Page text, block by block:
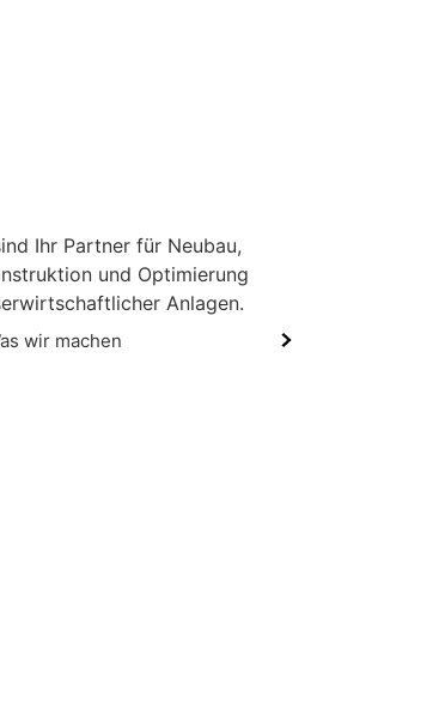
Ihr Partner für Neubau,
und Optimierung
Anlagen.
wir machen